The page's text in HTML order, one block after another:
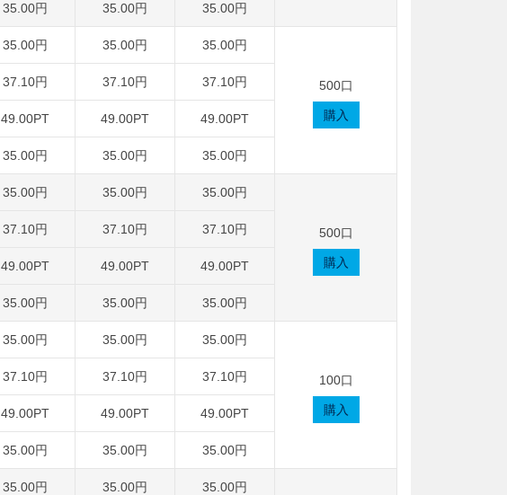
35.00円 35.00円 35.00円
35.00円 35.00円 35.00円
500口
購入
37.10円 37.10円 37.10円
49.00PT 49.00PT 49.00PT
35.00円 35.00円 35.00円
35.00円 35.00円 35.00円
500口
購入
37.10円 37.10円 37.10円
49.00PT 49.00PT 49.00PT
35.00円 35.00円 35.00円
35.00円 35.00円 35.00円
100口
購入
37.10円 37.10円 37.10円
49.00PT 49.00PT 49.00PT
35.00円 35.00円 35.00円
35.00円 35.00円 35.00円